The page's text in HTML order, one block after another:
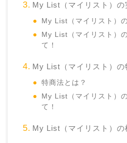
My List（マイリスト）の
My List（マイリスト）
My List（マイリスト）
て！
My List（マイリスト）の
特商法とは？
My List（マイリスト）
て！
My List（マイリスト）の